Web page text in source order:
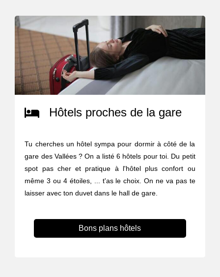
Hôtels proches de la gare
Tu cherches un hôtel sympa pour dormir à côté de la
gare des Vallées ? On a listé 6 hôtels pour toi. Du petit
spot pas cher et pratique à l'hôtel plus confort ou
même 3 ou 4 étoiles, ... t'as le choix. On ne va pas te
laisser avec ton duvet dans le hall de gare.
Bons plans hôtels